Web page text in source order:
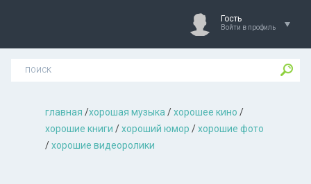
Гость
Войти в профиль
главная /хорошая музыкa /хорошее кино /
хорошие книги /хороший юмор /хорошие фото
/хорошие видеоролики